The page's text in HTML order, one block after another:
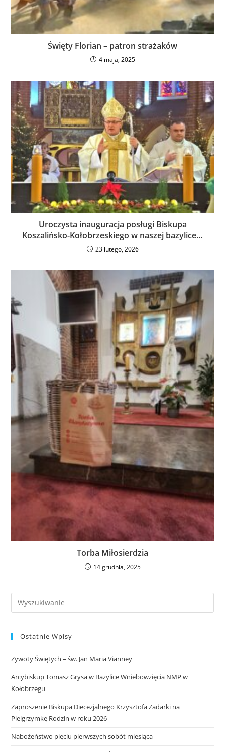
Święty Florian – patron strażaków
4 maja, 2025
Uroczysta inauguracja posługi Biskupa
Koszalińsko-Kołobrzeskiego w naszej bazylice…
23 lutego, 2026
Torba Miłosierdzia
14 grudnia, 2025
Ostatnie Wpisy
Żywoty Świętych – św. Jan Maria Vianney
Arcybiskup Tomasz Grysa w Bazylice Wniebowzięcia NMP w
Kołobrzegu
Zaproszenie Biskupa Diecezjalnego Krzysztofa Zadarki na
Pielgrzymkę Rodzin w roku 2026
Nabożeństwo pięciu pierwszych sobót miesiąca